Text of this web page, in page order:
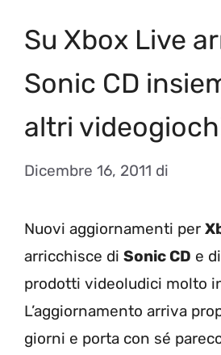
Su Xbox Live
Sonic CD
altri
Dicembre 16, 2011 di
Nuovi aggiornamenti per
arricchisce di Sonic CD e
prodotti videoludici molto
L’aggiornamento arriva
giorni e porta con sé